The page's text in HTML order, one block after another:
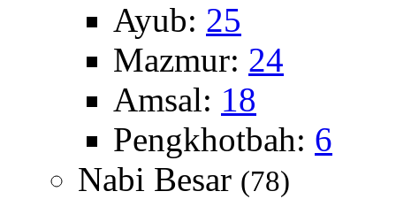
Ayub: 25
Mazmur: 24
Amsal: 18
Pengkhotbah: 6
Nabi Besar (78)